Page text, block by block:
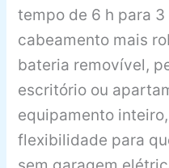
tempo de 6 h para
cabeamento mais
bateria removível,
escritório ou
equipamento
flexibilidade para